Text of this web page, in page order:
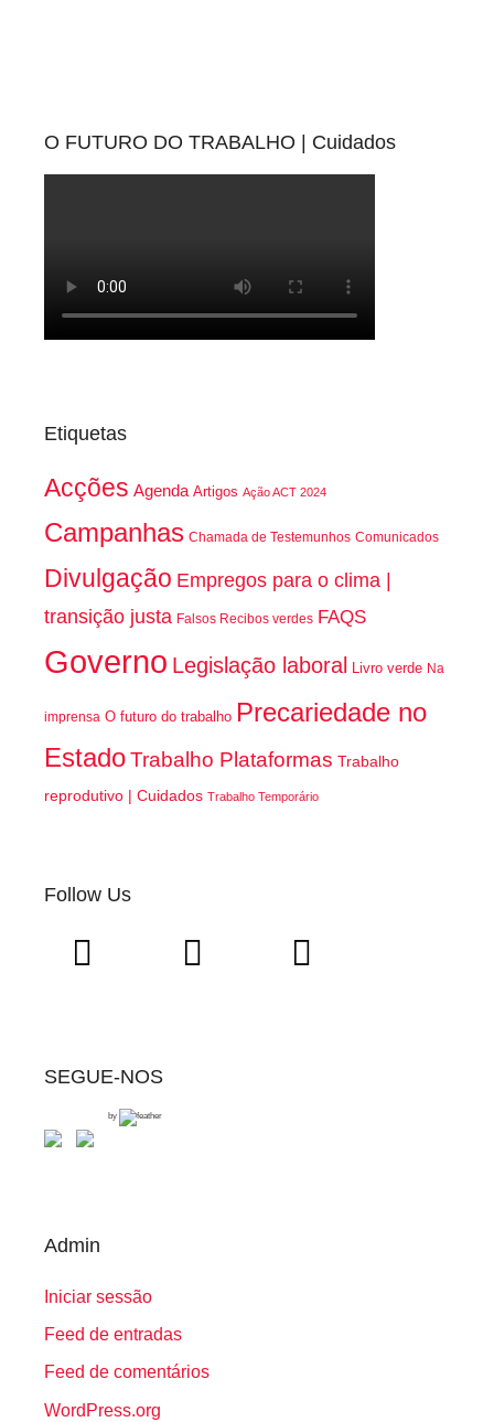
O FUTURO DO TRABALHO | Cuidados
Etiquetas
Acções Agenda Artigos Ação ACT 2024
Campanhas Chamada de Testemunhos Comunicados
Divulgação Empregos para o clima |
transição justa Falsos Recibos verdes FAQS
Governo Legislação laboral Livro verde Na
imprensa O futuro do trabalho Precariedade no
EstadoTrabalho Plataformas Trabalho
reprodutivo | Cuidados Trabalho Temporário
Follow Us
SEGUE-NOS
by
Admin
Iniciar sessão
Feed de entradas
Feed de comentários
WordPress.org